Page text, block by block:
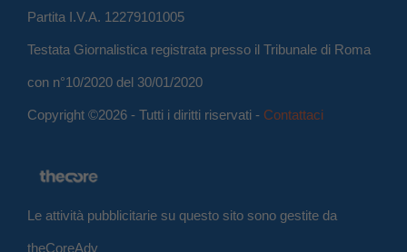
Partita I.V.A. 12279101005
Testata Giornalistica registrata presso il Tribunale di Roma
con n°10/2020 del 30/01/2020
Copyright ©2026 - Tutti i diritti riservati - Contattaci
Le attività pubblicitarie su questo sito sono gestite da
theCoreAdv